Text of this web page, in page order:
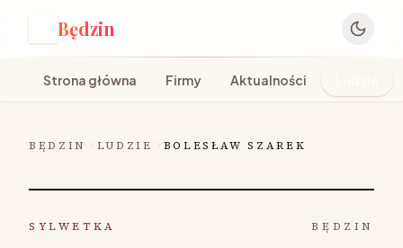
Będzin
Strona główna Firmy Aktualności
BĘDZIN LUDZIE BOLESŁAW SZAREK
SYLWETKA BĘDZIN